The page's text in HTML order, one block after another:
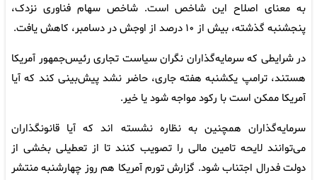
به معنای اصلاح این شاخص است. شاخص سهام فناوری نزدک،
پنجشنبه گذشته، بیش از ۱۰ درصد از اوجش در دسامبر، کاهش یافت.
در شرایطی که سرمایه‌گذاران نگران سیاست تجاری رئیس‌جمهور آمریکا
هستند، ترامپ یکشنبه هفته جاری، حاضر نشد پیش‌بینی کند که آیا
آمریکا ممکن است با رکود مواجه شود یا خیر.
سرمایه‌گذاران همچنین به نظاره نشسته اند که آیا قانونگذاران
می‌توانند لایحه تامین مالی را تصویب کنند تا از تعطیلی بخشی از
دولت فدرال اجتناب شود. گزارش تورم آمریکا هم روز چهارشنبه منتشر